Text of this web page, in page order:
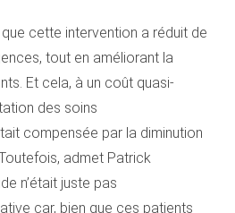
cette intervention a réduit de
tout en améliorant la
Et cela, à un coût quasi-
des soins
compensée par la diminution
admet Patrick
n’était juste pas
car, bien que ces patients